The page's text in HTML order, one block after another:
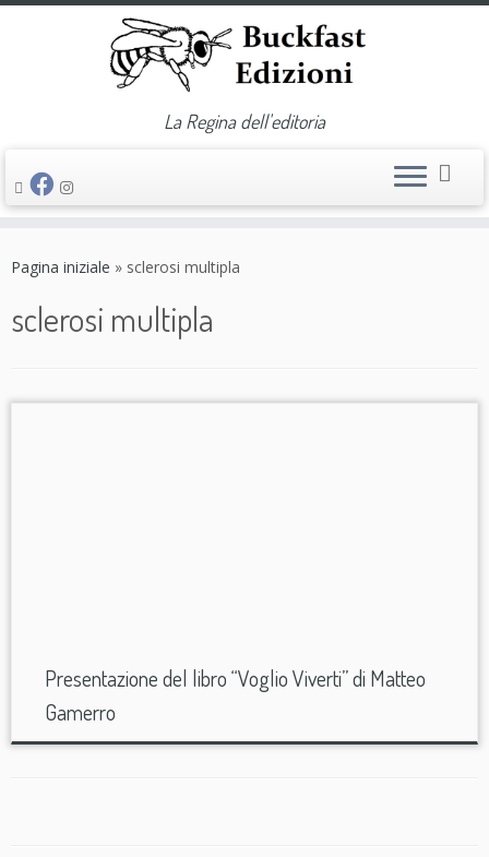
La Regina dell'editoria
Pagina iniziale » sclerosi multipla
sclerosi multipla
Presentazione del libro “Voglio Viverti” di Matteo
Gamerro